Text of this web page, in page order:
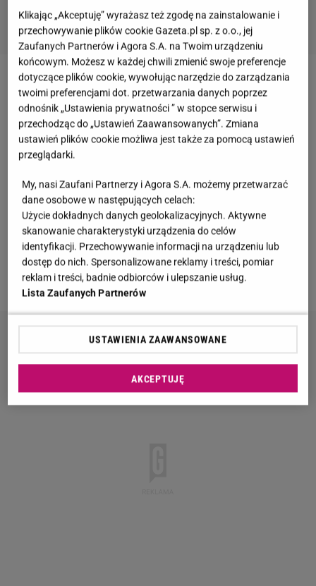
Jury w "Śpiewajmy razem. All Together Now"
Siłą programu miało być aż stuosobowe jury, na
którego czele stoi Ewa Farna.
Wśród oceniających znalazły się też inne znane
nazwiska, takie jak: Anja Orthodox,
Stanisław Karpiel-Bułecka, Paweł Stasiak, Nick
Sinckler,Saszan, Dariusz Kordek, Madox, Ewa Gil,
Ian Rooth, Conrado Yanez, Bartosz Tabb Zielony,
Michał Stawiński czy Krzysztof Jary Jaryczewski.
Klikając „Akceptuję” wyrażasz też zgodę na zainstalowanie i
przechowywanie plików cookie Gazeta.pl sp. z o.o., jej
Zaufanych Partnerów i Agora S.A. na Twoim urządzeniu
końcowym. Możesz w każdej chwili zmienić swoje preferencje
dotyczące plików cookie, wywołując narzędzie do zarządzania
twoimi preferencjami dot. przetwarzania danych poprzez
odnośnik „Ustawienia prywatności ” w stopce serwisu i
przechodząc do „Ustawień Zaawansowanych”. Zmiana
ustawień plików cookie możliwa jest także za pomocą ustawień
przeglądarki.
My, nasi Zaufani Partnerzy i Agora S.A. możemy przetwarzać
dane osobowe w następujących celach:
Użycie dokładnych danych geolokalizacyjnych. Aktywne
skanowanie charakterystyki urządzenia do celów
identyfikacji. Przechowywanie informacji na urządzeniu lub
dostęp do nich. Spersonalizowane reklamy i treści, pomiar
reklam i treści, badnie odbiorców i ulepszanie usług.
Lista Zaufanych Partnerów
USTAWIENIA ZAAWANSOWANE
AKCEPTUJĘ